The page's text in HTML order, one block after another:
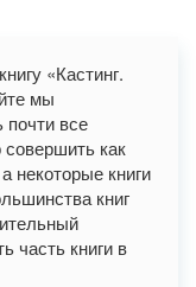
«Кастинг.
мы
почти все
как
некоторые книги
книг
часть книги в